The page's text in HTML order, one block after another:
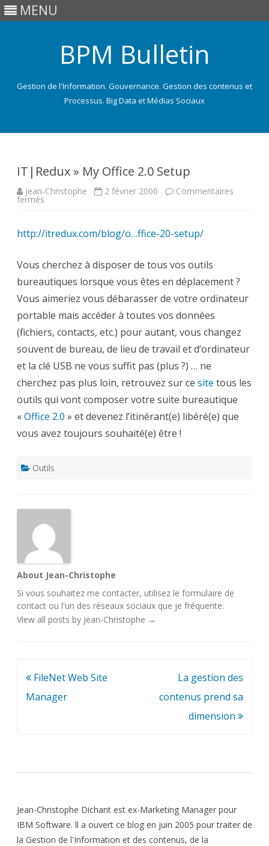
MENU
BPM Bulletin
Gestion de l'Information. Gouvernance. Gestion des contenus et
Processus. Big Data et Médias Sociaux
IT|Redux » My Office 2.0 Setup
Jean-Christophe 2 février 2006 Commentaires
fermés
Office
2.0
http://itredux.com/blog/o…ffice-20-setup/
Vous cherchez à disposer de tous vos outils
bureautiques lorsque vous êtes en déplacement ?
Vous aimeriez vous débarasser de votre ordinateur
portable mais accéder à toutes vos données
(fichiers, contacts, etc.) pour autant, vous changez
souvent de bureau, de lieu de travail et d’ordinateur
et la clé USB ne vous suffit pas (plus ?) … ne
cherchez pas plus loin, retrouvez sur ce site tous les
outils qui vont composer votre suite bureautique
«Office 2.0 » et devenez l’itinérant(e) libéré(e) que
vous avez toujours souhaité(e) être !
Outils
About Jean-Christophe
Si vous souhaitez me contacter, utilisez le formulaire de
contact ou l'un des réseaux sociaux que je fréquente.
View all posts by Jean-Christophe →
Navigation
de
FileNet Web Site
Manager
La gestion des
contenus prend sa
dimension
Jean-Christophe Dichant est ex-Marketing Manager pour
IBM Software. ll a ouvert ce blog en juin 2005 pour traiter de
la Gestion de l'Information et des contenus, de la